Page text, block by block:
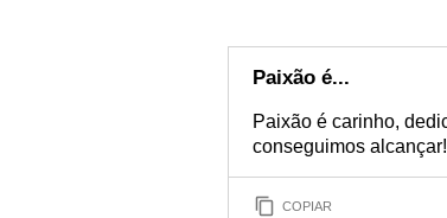
Paixão é...
Paixão é carinho,
conseguimos alcançar!
COPIAR